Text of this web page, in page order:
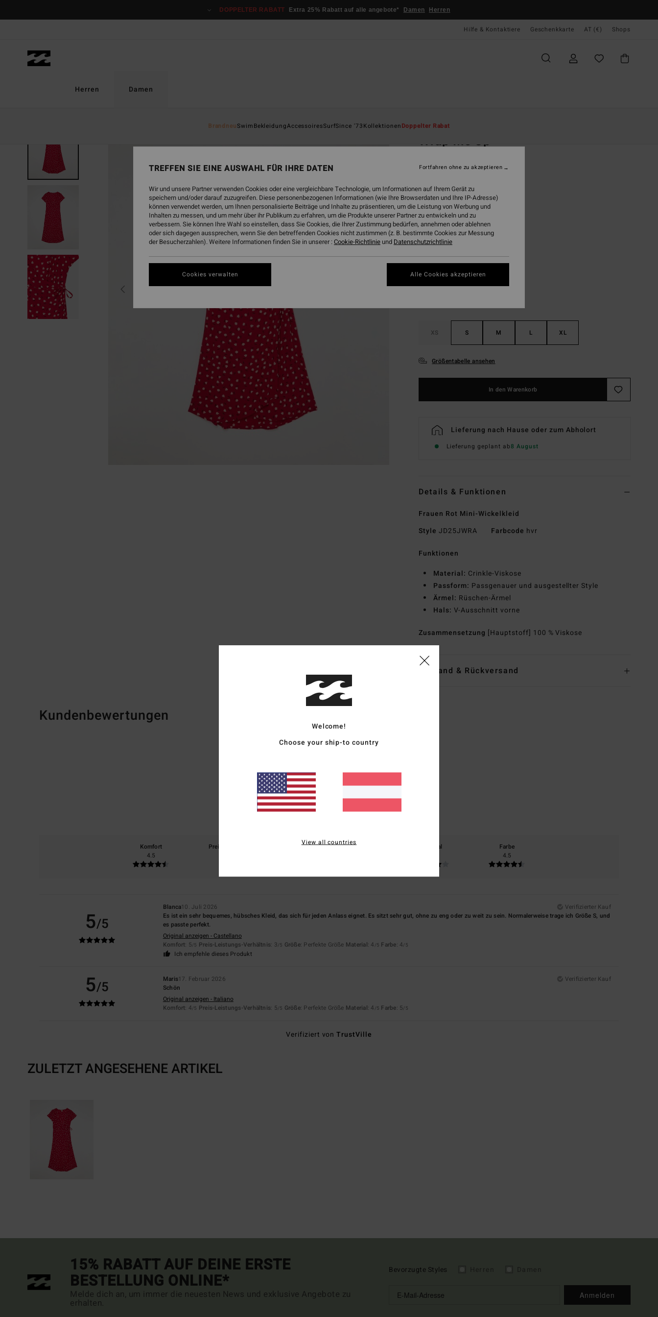
DOPPELTER RABATT Extra 25% Rabatt auf alle angebote* Damen Herren
Hilfe & Kontaktiere Geschenkkarte AT (€) Shops
Herren Damen
BrandneuSwimBekleidungAccessoiresSurfSince '73KollektionenDoppelter Rabat
Wrap Me Up
(2 Bewertungen)
€ 75,95
63%
€ 28,48
SALE
DOPPELTER RABATT EXTRA 25%
XS S M L XL
Größentabelle ansehen
In den Warenkorb
Lieferung nach Hause oder zum Abholort
Lieferung geplant ab8 August
Details & Funktionen
Frauen Rot Mini-Wickelkleid
Style JD25JWRA Farbcode hvr
Funktionen
Material: Crinkle-Viskose
Passform: Passgenauer und ausgestellter Style
Ärmel: Rüschen-Ärmel
Hals: V-Ausschnitt vorne
Zusammensetzung [Hauptstoff] 100 % Viskose
Versand & Rückversand
Kundenbewertungen
5.0
basierend auf2 verifizierten Bewertungenseit Februar 2026
Komfort
4.5
Preis-Leistungs-Verhältnis
Größe
Material
Farbe
4.5
5/5
Blanca10. Juli 2026
Verifizierter Kauf
Es ist ein sehr bequemes, hübsches Kleid, das sich für jeden Anlass eignet. Es sitzt sehr gut, ohne zu eng oder zu weit zu sein. Normalerweise trage ich Größe S, und
es passte perfekt.
Original anzeigen - Castellano
Komfort: 5/5 Preis-Leistungs-Verhältnis: 3/5 Größe: Perfekte Größe Material: 4 /5 Farbe: 4/5
Ich empfehle dieses Produkt
5/5 Maris17. Februar 2026
Verifizierter Kauf
Schön
Original anzeigen - Italiano
Komfort: 4/5 Preis-Leistungs-Verhältnis: 5/5 Größe: Perfekte Größe Material: 4 /5 Farbe: 5/5
Verifiziert vonTrustVille
ZULETZT ANGESEHENE ARTIKEL
15% RABATT AUF DEINE ERSTE
BESTELLUNG ONLINE*
Melde dich an, um immer die neuesten News und exklusive Angebote zu
erhalten.
Bevorzugte Styles
Anmelden
Welcome!
Choose your ship-to country
View all countries
TREFFEN SIE EINE AUSWAHL FÜR IHRE DATEN
Wir und unsere Partner verwenden Cookies oder eine vergleichbare Technologie, um Informationen auf Ihrem Gerät zu
speichern und/oder darauf zuzugreifen. Diese personenbezogenen Informationen (wie Ihre Browserdaten und Ihre IP-Adresse)
können verwendet werden, um Ihnen personalisierte Beiträge und Inhalte zu präsentieren, um die Leistung von Werbung und
Inhalten zu messen, und um mehr über ihr Publikum zu erfahren, um die Produkte unserer Partner zu entwickeln und zu
verbessern. Sie können Ihre Wahl so einstellen, dass Sie Cookies, die Ihrer Zustimmung bedürfen, annehmen oder ablehnen
oder sich dagegen aussprechen, wenn Sie den betreffenden Cookies nicht zustimmen (z. B. bestimmte Cookies zur Messung
der Besucherzahlen). Weitere Informationen finden Sie in unserer :Cookie-Richtlinie und Datenschutzrichtlinie
Cookies verwalten
Fortfahren ohne zu akzeptieren
Alle Cookies akzeptieren